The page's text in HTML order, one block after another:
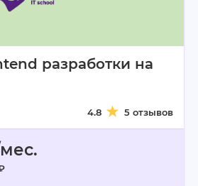
разработки на
4.8 5 отзывов